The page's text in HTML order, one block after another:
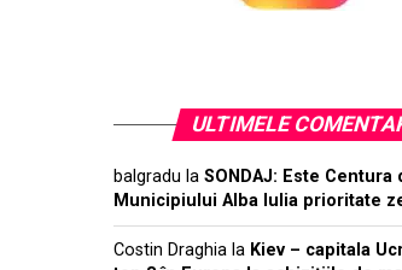
ULTIMELE
balgradu la SONDAJ: Este Centura
Municipiului Alba Iulia prioritate
Costin Draghia la Kiev – capitala